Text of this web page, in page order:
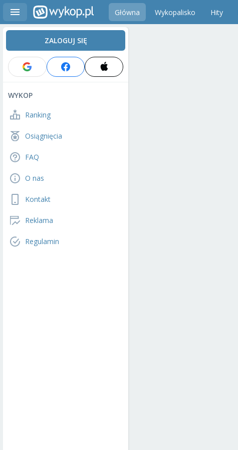
Główna Wykopalisko Hity
ZALOGUJ SIĘ
WYKOP
Ranking
Osiągnięcia
FAQ
O nas
Kontakt
Reklama
Regulamin